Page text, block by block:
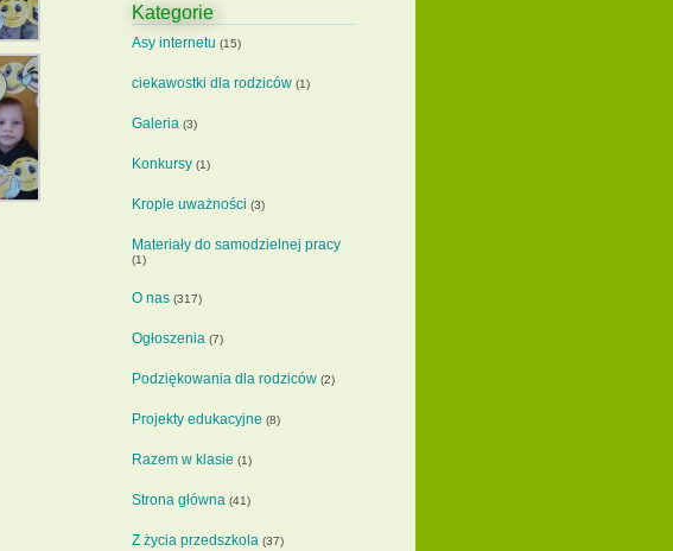
Kategorie
Asy internetu (15)
ciekawostki dla rodziców(1)
Galeria(3)
Konkursy(1)
Krople uważności (3)
Materiały do samodzielnej pracy
(1)
O nas(317)
Ogłoszenia(7)
Podziękowania dla rodziców(2)
Projekty edukacyjne (8)
Razem w klasie (1)
Strona główna(41)
Z życia przedszkola(37)